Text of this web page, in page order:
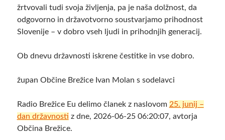
žrtvovali tudi svoja življenja, pa je naša dolžnost, da
odgovorno in državotvorno soustvarjamo prihodnost
Slovenije – v dobro vseh ljudi in prihodnjih generacij.
Ob dnevu državnosti iskrene čestitke in vse dobro.
župan Občine Brežice Ivan Molan s sodelavci
Radio Brežice Eu delimo članek z naslovom 25. junij –
dan državnosti z dne, 2026-06-25 06:20:07, avtorja
Občina Brežice.